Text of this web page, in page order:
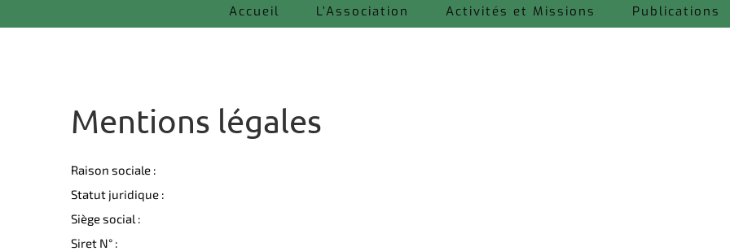
Accueil L’Association Activités et Missions Publications
Mentions légales
Raison sociale :
Statut juridique :
Siège social :
Siret N° :